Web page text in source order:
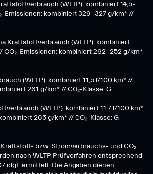
(WLTP): kombiniert 14,5-
Emissionen: kombiniert 329-327 g/km* //
Kraftstoffverbrauch (WLTP): kombiniert
CO₂-Emissionen: kombiniert 262-252 g/km*
(WLTP): kombiniert 11,5 l/100 km* //
261 g/km* // CO₂-Klasse: G
(WLTP): kombiniert 11,7 l/100 km*
265 g/km* // CO₂-Klasse: G
bzw. Stromverbrauchs- und CO₂
nach WLTP Prüfverfahren entsprechend
idgF ermittelt. Die Angaben dienen